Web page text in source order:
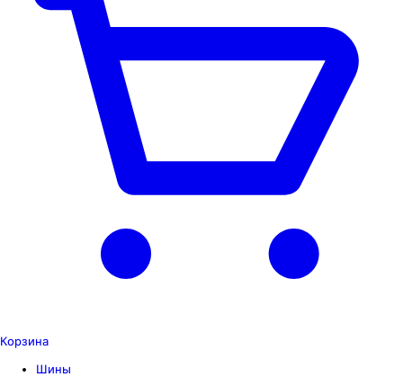
Корзина
Шины